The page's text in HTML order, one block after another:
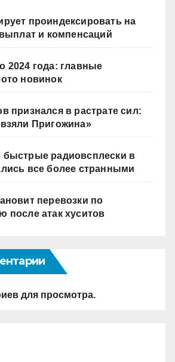
проиндексировать на
и компенсаций
2024 года: главные
новинок
признался в растрате сил:
Пригожина»
быстрые радиовсплески в
все более странными
перевозки по
после атак хуситов
для просмотра.